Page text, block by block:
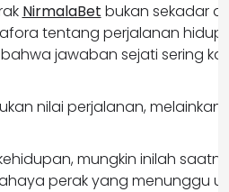
NirmalaBet bukan sekadar
tentang perjalanan hidup
jawaban sejati sering
nilai perjalanan,
mungkin inilah
perak yang menunggu